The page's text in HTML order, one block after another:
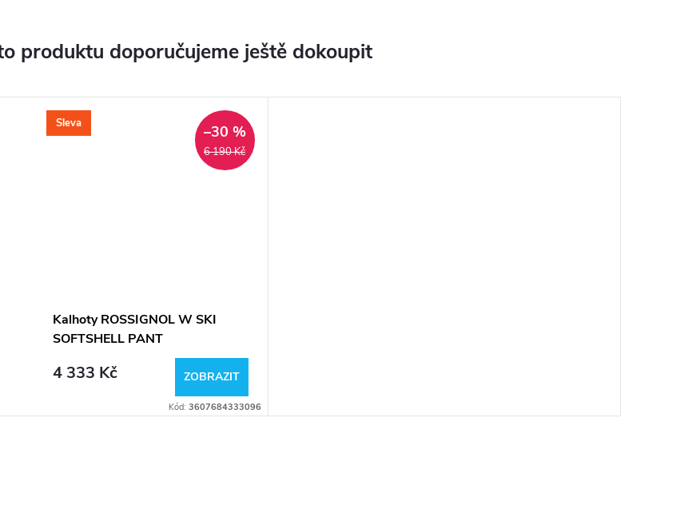
produktu doporučujeme ještě dokoupit
Sleva
6 190 Kč
–30 %
Kalhoty ROSSIGNOL W SKI
SOFTSHELL PANT
4 333 Kč ZOBRAZIT
Kód: 3607684333096